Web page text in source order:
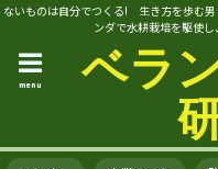
ないものは自分でつくる! 生き方を歩む
ンダで水耕栽培を駆使
ベラ
menu